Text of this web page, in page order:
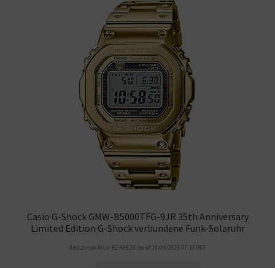
Casio G-Shock GMW-B5000TFG-9JR 35th Anniversary
Limited Edition G-Shock verbundene Funk-Solaruhr
Amazon.de Price: €2.499,16 (as of 10/04/2023 07:33 PST-